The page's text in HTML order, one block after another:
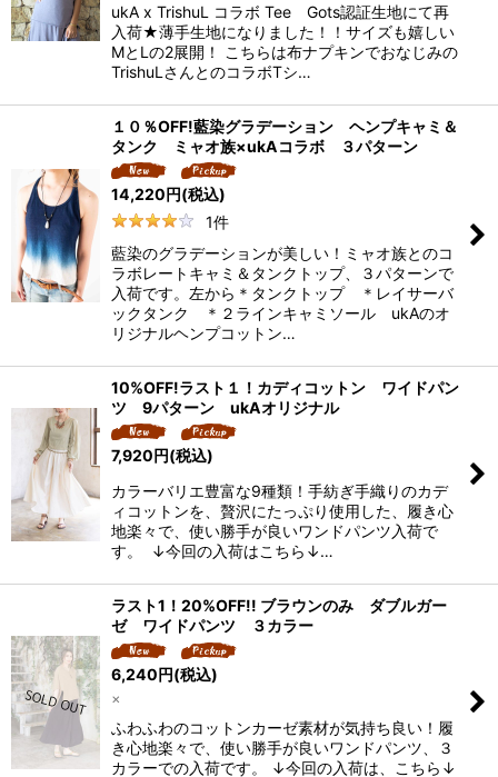
ukA x TrishuL コラボ Tee Gots認証生地にて再
入荷★薄手生地になりました！！サイズも嬉しい
MとLの2展開！ こちらは布ナプキンでおなじみの
TrishuLさんとのコラボTシ…
１０％OFF!藍染グラデーション ヘンプキャミ＆
タンク ミャオ族×ukAコラボ ３パターン
14,220 円(税込)
1件
藍染のグラデーションが美しい！ミャオ族とのコ
ラボレートキャミ＆タンクトップ、３パターンで
入荷です。左から＊タンクトップ ＊レイサーバ
ックタンク ＊２ラインキャミソール ukAのオ
リジナルヘンプコットン…
10%OFF!ラスト１！カディコットン ワイドパン
ツ 9パターン ukAオリジナル
7,920円(税込)
カラーバリエ豊富な9種類！手紡ぎ手織りのカデ
ィコットンを、贅沢にたっぷり使用した、履き心
地楽々で、使い勝手が良いワンドパンツ入荷で
す。 ↓今回の入荷はこちら↓…
ラスト1！20%OFF!! ブラウンのみ ダブルガー
ゼ ワイドパンツ ３カラー
6,240円(税込)
×
ふわふわのコットンカーゼ素材が気持ち良い！履
き心地楽々で、使い勝手が良いワンドパンツ、３
カラーでの入荷です。 ↓今回の入荷は、こちら↓